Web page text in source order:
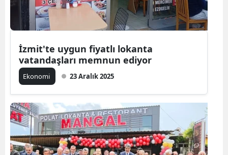
İzmit'te uygun fiyatlı lokanta
vatandaşları memnun ediyor
Ekonomi 23 Aralık 2025